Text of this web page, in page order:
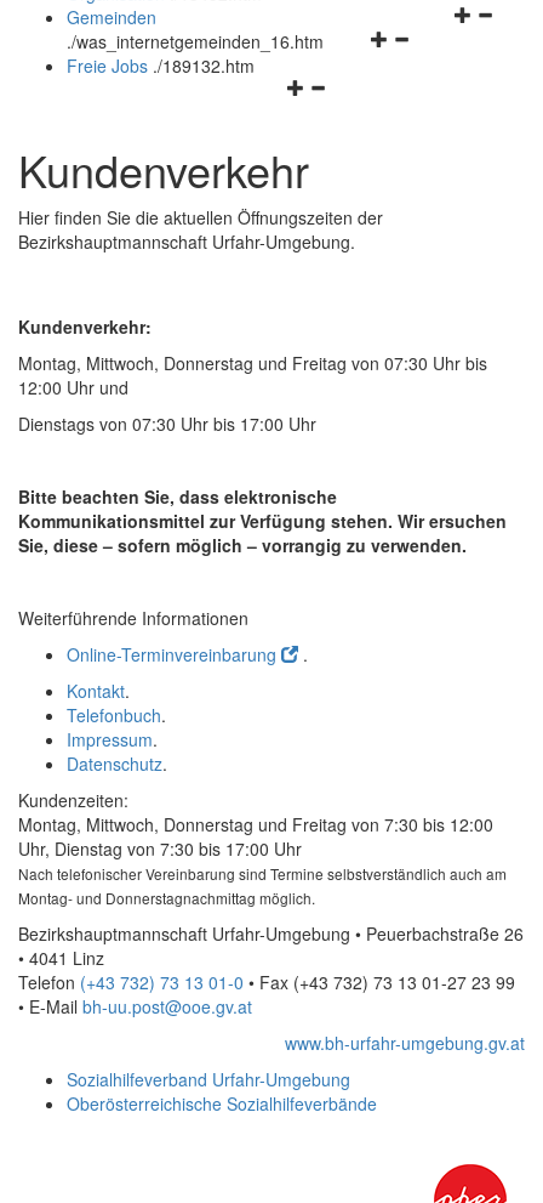
Navigationsmenü
Gemeinden
./was_internetgemeinden_16.htm
Navigationsmenü
schließen
Freie Jobs ./189132.htm
Kundenverkehr
Hier finden Sie die aktuellen Öffnungszeiten der
Bezirkshauptmannschaft Urfahr-Umgebung.
Kundenverkehr:
Montag, Mittwoch, Donnerstag und Freitag von 07:30 Uhr bis
12:00 Uhr und
Dienstags von 07:30 Uhr bis 17:00 Uhr
Bitte beachten Sie, dass elektronische
Kommunikationsmittel zur Verfügung stehen. Wir ersuchen
Sie, diese – sofern möglich – vorrangig zu verwenden.
Weiterführende Informationen
Online-Terminvereinbarung
.
Kontakt.
Telefonbuch.
Impressum.
Datenschutz.
Kundenzeiten:
Montag, Mittwoch, Donnerstag und Freitag von 7:30 bis 12:00
Uhr, Dienstag von 7:30 bis 17:00 Uhr
Nach telefonischer Vereinbarung sind Termine selbstverständlich auch am
Montag- und Donnerstagnachmittag möglich.
Bezirkshauptmannschaft Urfahr-Umgebung • Peuerbachstraße 26
• 4041 Linz
Telefon (+43 732) 73 13 01-0 • Fax (+43 732) 73 13 01-27 23 99
• E-Mail bh-uu.post@ooe.gv.at
www.bh-urfahr-umgebung.gv.at
Sozialhilfeverband Urfahr-Umgebung
Oberösterreichische Sozialhilfeverbände